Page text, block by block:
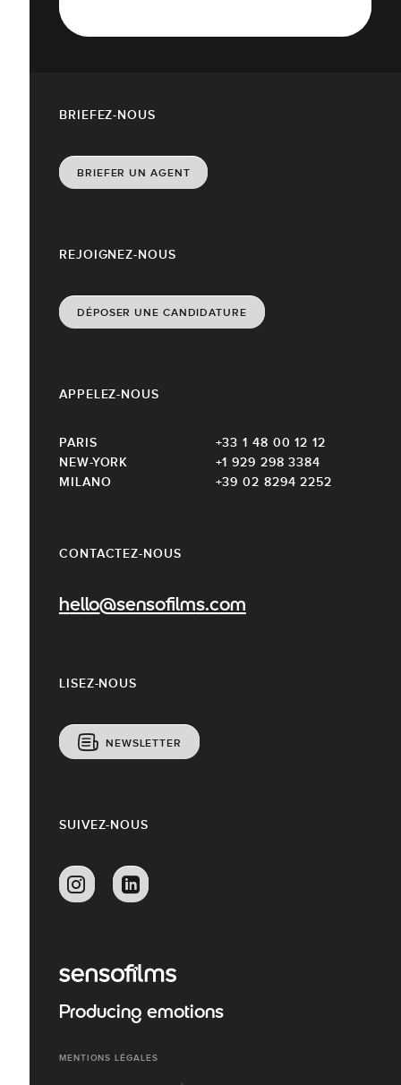
CONTACTEZ-NOUS
hello@sensofilms.com
REJOIGNEZ-NOUS
DÉPOSER UNE CANDIDATURE
LISEZ-NOUS
NEWSLETTER
APPELEZ-NOUS
PARIS
+33 1 48 00 12 12
NEW-YORK
+1 929 298 3384
MILANO
+39 02 8294 2252
BRIEFEZ-NOUS
BRIEFER UN AGENT
SUIVEZ-NOUS
Producing emotions
MENTIONS LÉGALES